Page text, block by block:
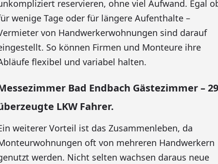
reservieren, ohne viel Aufwand. Egal
wenige Tage oder für längere Aufenthalte –
von Handwerkerwohnungen sind darauf
So können Firmen und Monteure ihre
flexibel und variabel halten.
Bad Endbach Gästezimmer – 29
LKW Fahrer.
weiterer Vorteil ist das Zusammenleben, da
oft von mehreren Handwerkern
werden. Nicht selten wachsen daraus neue